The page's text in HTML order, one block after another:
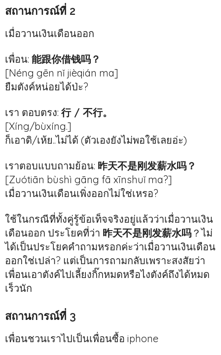
สถานการณ์ที่ 2
เมื่อวานเงินเดือนออก
เพื่อน: 能跟你借钱吗？
[Néng gēn nǐ jièqián ma]
ยืมตังค์หน่อยได้ป่ะ?
เรา ตอบตรง: 行 / 不行。
[Xíng/bùxíng.]
ก็เอาดิ/เห้ย..ไม่ได้ (ตัวเองยังไม่พอใช้เลยอ่ะ)
เราตอบแบบถามย้อน: 昨天不是刚发薪水吗？
[Zuótiān bùshì gāng fā xīnshuǐ ma?]
เมื่อวานเงินเดือนเพิ่งออกไม่ใช่เหรอ?
ใช้ในกรณีที่ทั้งคู่รู้ข้อเท็จจริงอยู่แล้วว่าเมื่อวานเงิน
เดือนออก ประโยคที่ว่า 昨天不是刚发薪水吗 ？ไม่
ได้เป็นประโยคคำถามหรอกค่ะว่าเมื่อวานเงินเดือน
ออกใช่เปล่า? แต่เป็นการถามกลับเพราะสงสัยว่า
เพื่อนเอาตังค์ไปเลี้ยงกิ๊กหมดหรือไงตังค์ถึงได้หมด
เร็วนัก
สถานการณ์ที่ 3
เพื่อนชวนเราไปเป็นเพื่อนซื้อ iphone